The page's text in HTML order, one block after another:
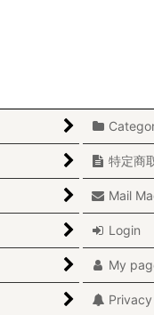
特定商
Mail
Login
My